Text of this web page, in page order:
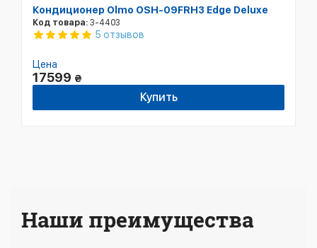
Кондиционер Olmo OSH-09FRH3 Edge Deluxe
Код товара: 3-4403
5 отзывов
Цена
17599 ₴
Купить
Наши преимущества